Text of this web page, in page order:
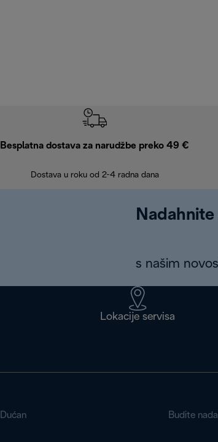
Besplatna dostava za narudžbe preko 49 €
Dostava u roku od 2-4 radna dana
s našim
Lokacije servisa
Dućan Budite